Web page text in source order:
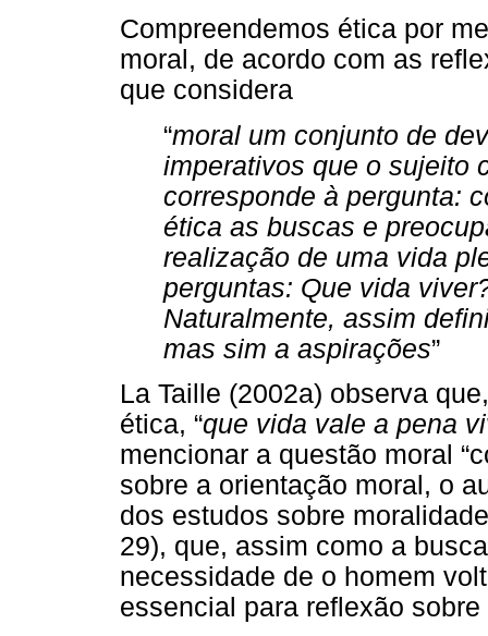
Compreendemos ética por
moral, de acordo com as
que considera
“moral um conjunto de
imperativos que o sujeito
corresponde à pergunta:
ética as buscas e
realização de uma vida
perguntas: Que vida
Naturalmente, assim
mas sim a aspirações”
La Taille (2002a) observa
ética, “que vida vale a pena
mencionar a questão moral
sobre a orientação moral, o
dos estudos sobre
29), que, assim como a
necessidade de o homem
essencial para reflexão